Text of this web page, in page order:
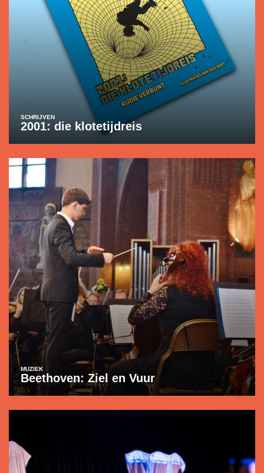
SCHRIJVEN
2001: die klotetijdreis
MUZIEK
Beethoven: Ziel en Vuur